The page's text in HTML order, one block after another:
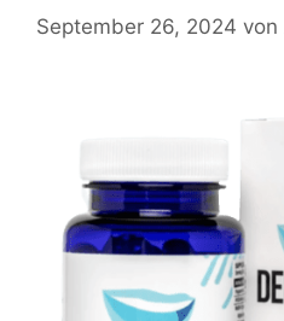
September 26, 2024 von